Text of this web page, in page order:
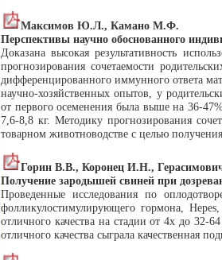
Максимов Ю.Л., Камано М.Ф.
Перспективы научно обоснованного
Доказана высокая результативность
прогнозирования сочетаемости
дифференцированного иммунного ответа
научно-хозяйственных опытов, у
от первого осеменения была выше на 36-
7,6-8,8 кг. Методику прогнозирования
товарном животноводстве с целью
Горин В.В., Коронец И.Н.,
Получение зародышей свиней при
Проведенные исследования по
фолликулостимулирующего гормона,
отличного качества на стадии от 4х до 32-
отличного качества сыграла качественная